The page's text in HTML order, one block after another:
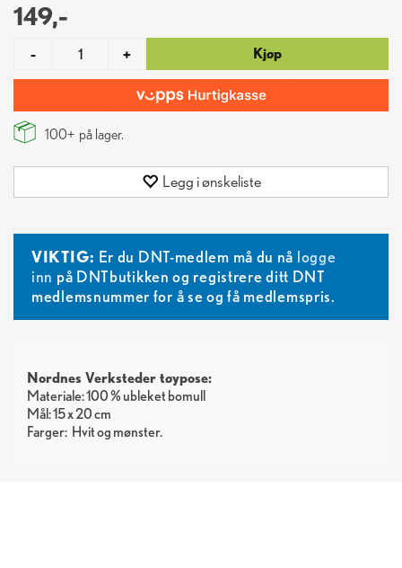
149,-
- + Kjøp
100+ på lager.
Legg i ønskeliste
VIKTIG: Er du DNT-medlem må du nå logge
inn på DNTbutikken og registrere ditt DNT
medlemsnummer for å se og få medlemspris.
Nordnes Verksteder tøypose:
Materiale: 100 % ubleket bomull
Mål: 15 x 20 cm
Farger: Hvit mønster